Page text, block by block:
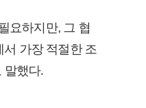
요하지만, 그 협
서 가장 적절한 조
말했다.